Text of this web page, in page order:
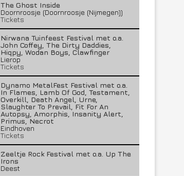
The Ghost Inside
Doornroosje (Doornroosje (Nijmegen))
Tickets
Nirwana Tuinfeest Festival met o.a.
John Coffey, The Dirty Daddies,
Hiqpy, Wodan Boys, Clawfinger
Lierop
Tickets
Dynamo MetalFest Festival met o.a.
In Flames, Lamb Of God, Testament,
Overkill, Death Angel, Urne,
Slaughter To Prevail, Fit For An
Autopsy, Amorphis, Insanity Alert,
Primus, Necrot
Eindhoven
Tickets
Zeeltje Rock Festival met o.a. Up The
Irons
Deest